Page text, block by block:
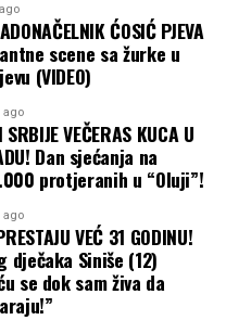
od 14 do 22, na jugu
od 34 do 39, u
navode meteorolozi.
u utorak.
od 15 do 23, na jugu
od 35 do 40, u
ističu iz RHMZ-a.
ĆOSIĆ PJEVA
scene sa žurke u
(VIDEO)
ago
VEČERAS KUCA U
Dan sjećanja na
protjeranih u “Oluji”!
ago
VEĆ 31 GODINU!
dječaka Siniše (12)
se dok sam živa da